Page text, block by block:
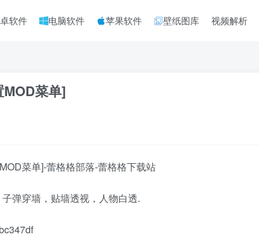
软件 电脑软件 苹果软件 壁纸图库 视频解析
菜单]
弹穿墙，贴墙透视，人物白透.